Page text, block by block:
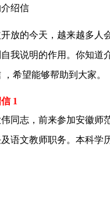
绍信
放的今天，越来越多人
我说明的作用。你知道
希望能够帮助到大家。
1
同志，前来参加安徽师
语文教师职务。本科